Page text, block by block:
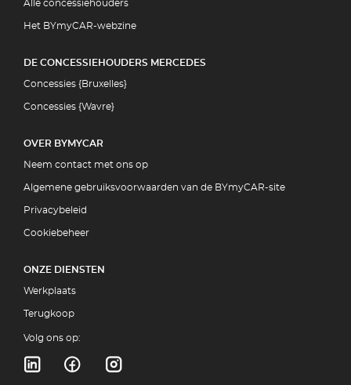
Alle concessiehouders
Het BYmyCAR-webzine
DE CONCESSIEHOUDERS MERCEDES
Concessies {Bruxelles}
Concessies {Wavre}
OVER BYMYCAR
Neem contact met ons op
Algemene gebruiksvoorwaarden van de BYmyCAR-site
Privacybeleid
Cookiebeheer
ONZE DIENSTEN
Werkplaats
Terugkoop
Volg ons op: